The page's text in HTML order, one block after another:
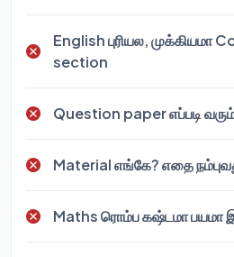
English புரியல, முக்கியமா
section
Question paper எப்படி
Material எங்கே? எதை
Maths ரொம்ப கஷ்டமா பயமா